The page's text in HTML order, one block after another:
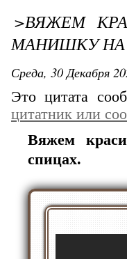
>ВЯЖЕМ
МАНИШКУ НА
Среда, 30 Декабря
Это цитата
цитатник или
Вяжем
спицах.